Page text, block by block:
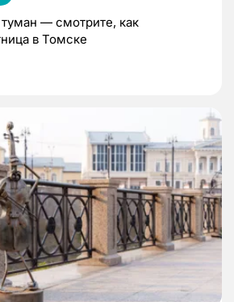
— смотрите, как
в Томске